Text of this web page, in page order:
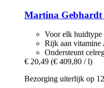
Martina Gebhardt
Voor elk huidtype
Rijk aan vitamine
Ondersteunt
€ 20,49 (€ 409,80 / l)
Bezorging uiterlijk op